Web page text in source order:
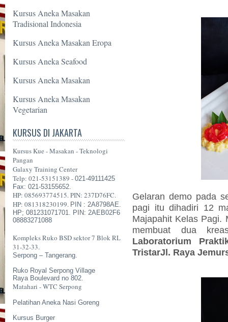
Kursus Aneka Masakan
Tradisional Indonesia
Kursus Aneka Masakan Eropa
Kursus Aneka Seafood
Kursus Aneka Masakan
Kursus Aneka Masakan
Vegetarian
KURSUS DI JAKARTA
Kursus Kue - Masakan - Teknologi
Pangan
Galaxy Training Center
Telp: 021-53151389 - 021-49111425
Fax: 021-53155652.
HP: 085693774515. PIN: 237D76FC.
HP: 081318230199. PIN : 2A8798AE.
HP; 081231071701. PIN: 2AEB02F6
08883271088
Kompleks Ruko BSD sektor 7 Blok RL
31-32-33.
Serpong – Tangerang.
Ruko Royal Serpong Village
Raya Boulevard no 802.
Matahari - WTC Serpong
Pelatihan Aneka Nasi Goreng
Kursus Burger
Gelaran demo pada
pagi itu dihadiri 12
Majapahit Kelas Pagi.
membuat dua
Laboratorium
TristarJl. Raya